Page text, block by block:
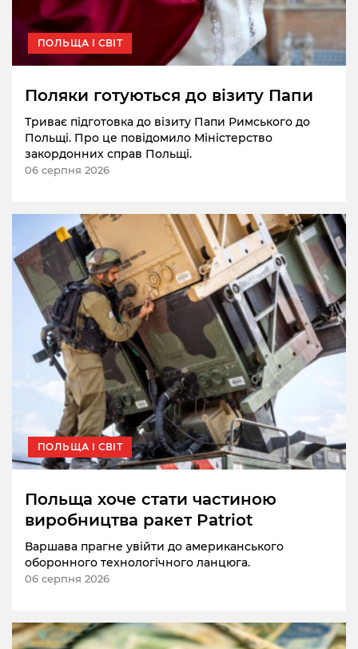
ПОЛЬЩА І СВІТ
Поляки готуються до візиту Папи
Триває підготовка до візиту Папи Римського до
Польщі. Про це повідомило Міністерство
закордонних справ Польщі.
06 серпня 2026
ПОЛЬЩА І СВІТ
Польща хоче стати частиною
виробництва ракет Patriot
Варшава прагне увійти до американського
оборонного технологічного ланцюга.
06 серпня 2026